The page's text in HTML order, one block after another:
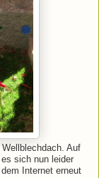
Auf
sich nun leider
Internet erneut